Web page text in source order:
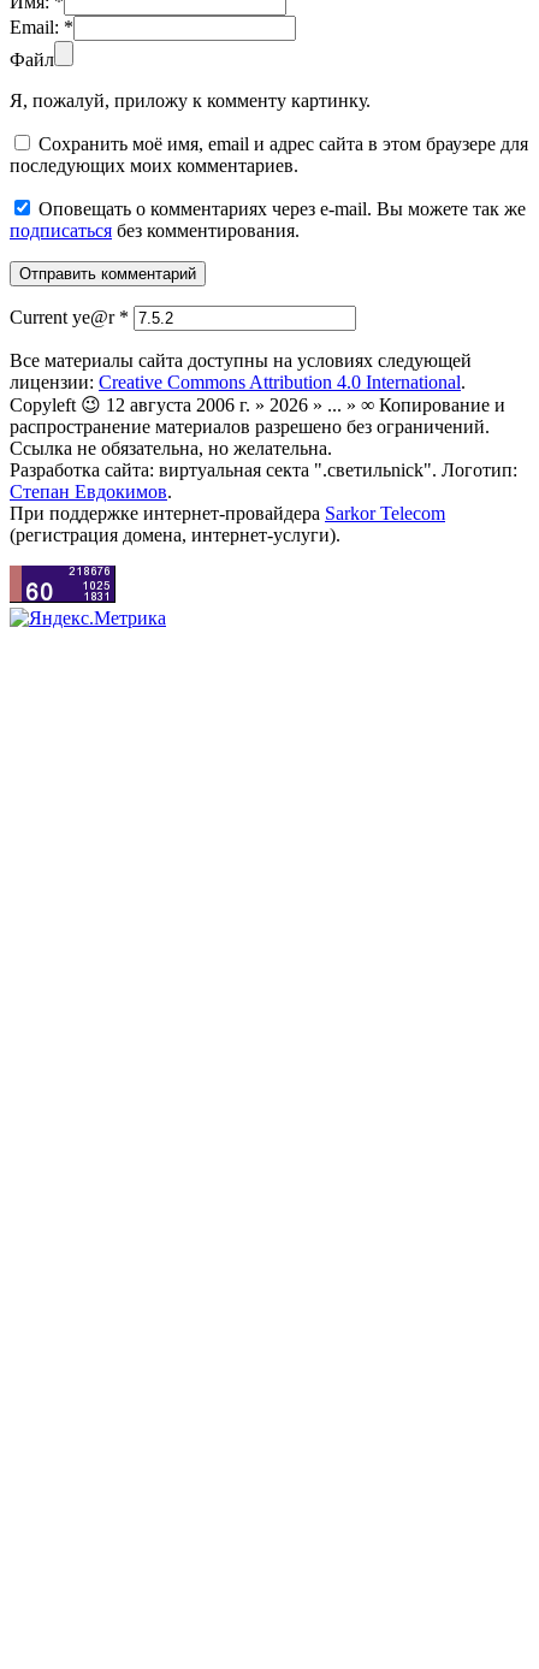
Email: *
Файл
Я, пожалуй, приложу к комменту картинку.
Сохранить моё имя, email и адрес сайта в этом браузере для
последующих моих комментариев.
Оповещать о комментариях через e-mail. Вы можете так же
подписаться без комментирования.
Current ye@r *
Все материалы сайта доступны на условиях следующей
лицензии: Creative Commons Attribution 4.0 International.
Copyleft 😉 12 августа 2006 г. » 2026 » ... » ∞ Копирование и
распространение материалов разрешено без ограничений.
Ссылка не обязательна, но желательна.
Разработка сайта: виртуальная секта ".светильnick". Логотип:
Степан Евдокимов.
При поддержке интернет-провайдера Sarkor Telecom
(регистрация домена, интернет-услуги).